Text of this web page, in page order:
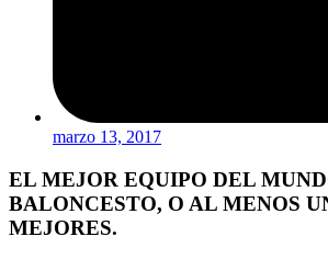
marzo 13, 2017
EL MEJOR EQUIPO DEL
BALONCESTO, O AL MENOS
MEJORES.